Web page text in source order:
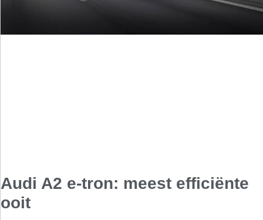
Audi A2 e-tron: meest efficiënte
ooit